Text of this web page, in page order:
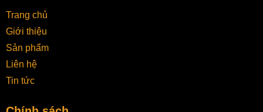
Trang chủ
Giới thiệu
Sản phẩm
Liên hệ
Tin tức